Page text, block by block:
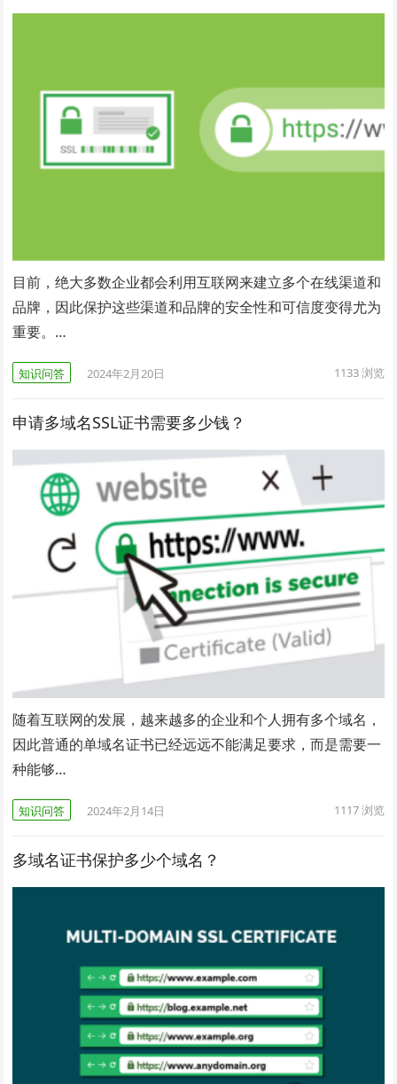
目前，绝大多数企业都会利用互联网来建立多个在线渠道和
品牌，因此保护这些渠道和品牌的安全性和可信度变得尤为
重要。…
知识问答 2024年2月20日 1133浏览
申请多域名SSL证书需要多少钱？
随着互联网的发展，越来越多的企业和个人拥有多个域名，
因此普通的单域名证书已经远远不能满足要求，而是需要一
种能够…
知识问答 2024年2月14日 1117浏览
多域名证书保护多少个域名？